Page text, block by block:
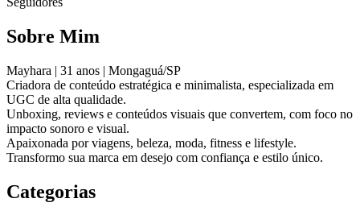
Sobre Mim
Mayhara | 31 anos | Mongaguá/SP
Criadora de conteúdo estratégica e minimalista, especializada em
UGC de alta qualidade.
Unboxing, reviews e conteúdos visuais que convertem, com foco no
impacto sonoro e visual.
Apaixonada por viagens, beleza, moda, fitness e lifestyle.
Transformo sua marca em desejo com confiança e estilo único.
Categorias